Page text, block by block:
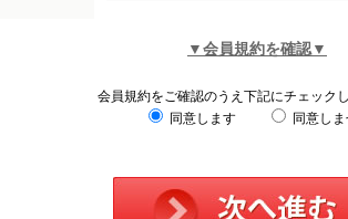
▼会員規約を確認▼
会員規約をご確認のうえ下記にチェックし
同意します
同意し